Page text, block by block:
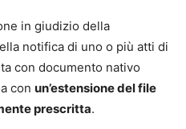
in giudizio della
notifica di uno o più atti di
con documento nativo
con un’estensione del file
prescritta.